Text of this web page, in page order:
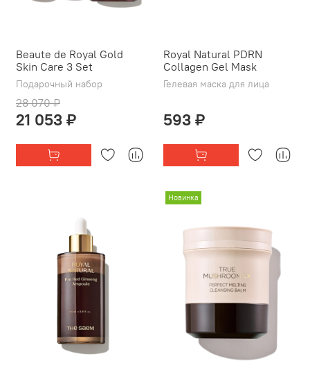
Beaute de Royal Gold
Skin Care 3 Set
Подарочный набор
28 070 ₽
21 053 ₽
Royal Natural PDRN
Collagen Gel Mask
Гелевая маска для лица
593 ₽
Новинка